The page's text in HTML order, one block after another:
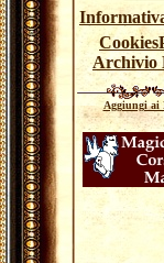
Archivio
Aggiungi ai